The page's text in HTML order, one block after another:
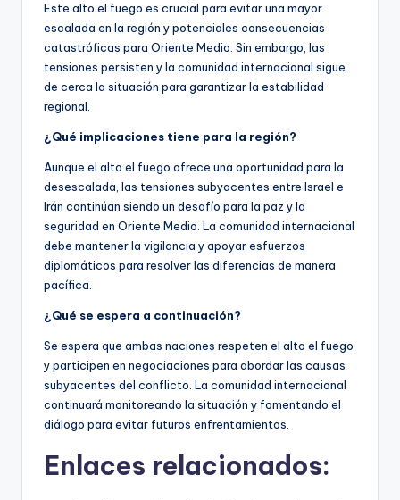
Este alto el fuego es crucial para evitar una mayor
escalada en la región y potenciales consecuencias
catastróficas para Oriente Medio. Sin embargo, las
tensiones persisten y la comunidad internacional sigue
de cerca la situación para garantizar la estabilidad
regional.
¿Qué implicaciones tiene para la región?
Aunque el alto el fuego ofrece una oportunidad para la
desescalada, las tensiones subyacentes entre Israel e
Irán continúan siendo un desafío para la paz y la
seguridad en Oriente Medio. La comunidad internacional
debe mantener la vigilancia y apoyar esfuerzos
diplomáticos para resolver las diferencias de manera
pacífica.
¿Qué se espera a continuación?
Se espera que ambas naciones respeten el alto el fuego
y participen en negociaciones para abordar las causas
subyacentes del conflicto. La comunidad internacional
continuará monitoreando la situación y fomentando el
diálogo para evitar futuros enfrentamientos.
Enlaces relacionados: